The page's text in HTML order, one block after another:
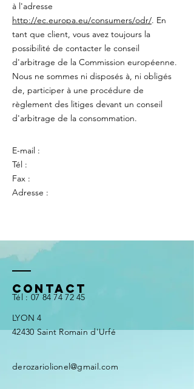
à l'adresse
http://ec.europa.eu/consumers/odr/. En
tant que client, vous avez toujours la
possibilité de contacter le conseil
d'arbitrage de la Commission européenne.
Nous ne sommes ni disposés à, ni obligés
de, participer à une procédure de
règlement des litiges devant un conseil
d'arbitrage de la consommation.
E-mail :
Tél :
Fax :
Adresse :
Contact
Tél : 07 84 74 72 45
LYON 4
42430 Saint Romain d'Urfé​​
derozariolionel@gmail.com